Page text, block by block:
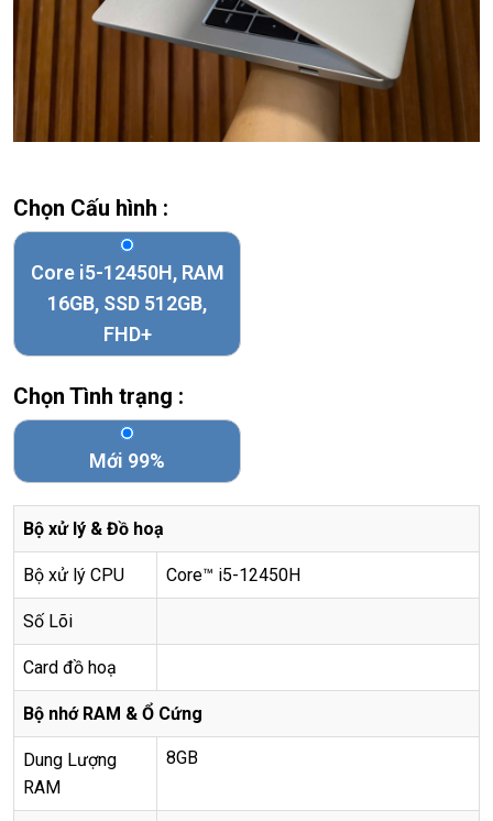
Chọn Cấu hình :
Core i5-12450H, RAM
16GB, SSD 512GB,
FHD+
Chọn Tình trạng :
Mới 99%
Bộ xử lý & Đồ hoạ
Bộ xử lý CPU Core™ i5-12450H
Số Lõi
Card đồ hoạ
Bộ nhớ RAM & Ổ Cứng
Dung Lượng
RAM
8GB